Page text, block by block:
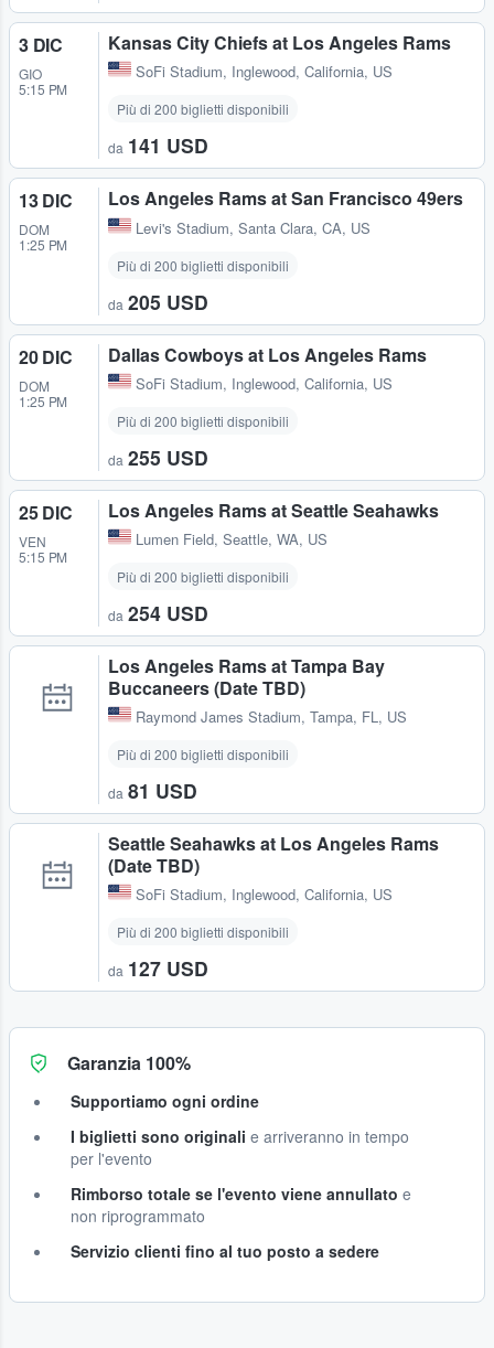
3 DIC
GIO
5:15 PM
Kansas City Chiefs at Los Angeles Rams
SoFi Stadium, Inglewood, California, US
Più di 200 biglietti disponibili
da 141 USD
13 DIC
DOM
1:25 PM
Los Angeles Rams at San Francisco 49ers
Levi's Stadium, Santa Clara, CA, US
Più di 200 biglietti disponibili
da 205 USD
20 DIC
DOM
1:25 PM
Dallas Cowboys at Los Angeles Rams
SoFi Stadium, Inglewood, California, US
Più di 200 biglietti disponibili
da 255 USD
25 DIC
VEN
5:15 PM
Los Angeles Rams at Seattle Seahawks
Lumen Field, Seattle, WA, US
Più di 200 biglietti disponibili
da 254 USD
Los Angeles Rams at Tampa Bay
Buccaneers (Date TBD)
Raymond James Stadium, Tampa, FL, US
Più di 200 biglietti disponibili
da 81 USD
Seattle Seahawks at Los Angeles Rams
(Date TBD)
SoFi Stadium, Inglewood, California, US
Più di 200 biglietti disponibili
da 127 USD
Garanzia 100%
Supportiamo ogni ordine
I biglietti sono originali e arriveranno in tempo
per l'evento
Rimborso totale se l'evento viene annullato e
non riprogrammato
Servizio clienti fino al tuo posto a sedere